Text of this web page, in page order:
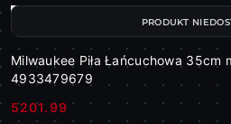
Milwaukee Piła Łańcuchowa 35cm
4933479679
5201.99
PRODUKT